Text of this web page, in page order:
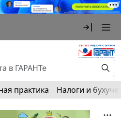
практика Налоги и